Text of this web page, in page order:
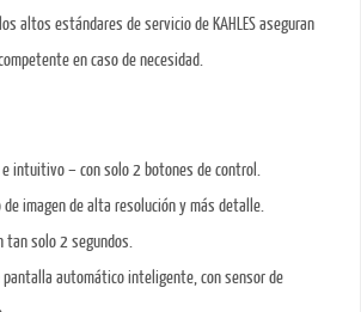
altos estándares de servicio de KAHLES aseguran
en caso de necesidad.
intuitivo – con solo 2 botones de control.
imagen de alta resolución y más detalle.
tan solo 2 segundos.
pantalla automático inteligente, con sensor de